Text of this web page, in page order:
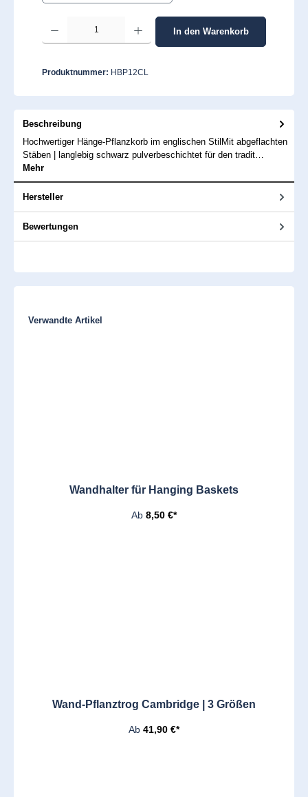
Produkt Anzahl: Gib den gewünschten Wert ein oder benutze die Schaltflächen
In den Warenkorb
Produktnummer: HBP12CL
Beschreibung
Hochwertiger Hänge-Pflanzkorb im englischen StilMit abgeflachten
Stäben | langlebig schwarz pulverbeschichtet für den tradit…
Mehr
Hersteller
Bewertungen
Produktgalerie überspringen
Verwandte Artikel
Wandhalter für Hanging Baskets
Ab 8,50 €*
Wand-Pflanztrog Cambridge | 3 Größen
Ab 41,90 €*